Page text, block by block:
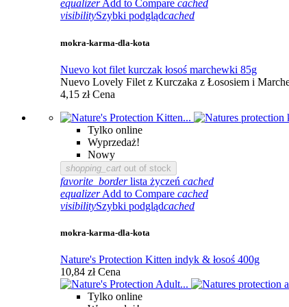
equalizer Add to Compare cached
visibilitySzybki podglądcached
mokra-karma-dla-kota
Nuevo kot filet kurczak łosoś marchewki 85g
Nuevo Lovely Filet z Kurczaka z Łososiem i
4,15 zł Cena
Tylko online
Wyprzedaż!
Nowy
shopping_cart out of stock
favorite_border lista życzeń cached
equalizer Add to Compare cached
visibilitySzybki podglądcached
mokra-karma-dla-kota
Nature's Protection Kitten indyk & łosoś 400g
10,84 zł Cena
Tylko online